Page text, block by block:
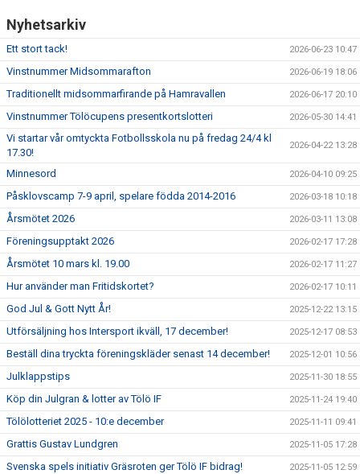
TÖLÖ IF MERCHANDISE SHOP
Nyhetsarkiv
Ett stort tack! 2026-06-23 10:47
Vinstnummer Midsommarafton 2026-06-19 18:06
Traditionellt midsommarfirande på Hamravallen 2026-06-17 20:10
Vinstnummer Tölöcupens presentkortslotteri 2026-05-30 14:41
Vi startar vår omtyckta Fotbollsskola nu på fredag 24/4 kl
17.30!
2026-04-22 13:28
Minnesord 2026-04-10 09:25
Påsklovscamp 7-9 april, spelare födda 2014-2016 2026-03-18 10:18
Årsmötet 2026 2026-03-11 13:08
Föreningsupptakt 2026 2026-02-17 17:28
Årsmötet 10 mars kl. 19.00 2026-02-17 11:27
Hur använder man Fritidskortet? 2026-02-17 10:11
God Jul & Gott Nytt År! 2025-12-22 13:15
Utförsäljning hos Intersport ikväll, 17 december! 2025-12-17 08:53
Beställ dina tryckta föreningskläder senast 14 december! 2025-12-01 10:56
Julklappstips 2025-11-30 18:55
Köp din Julgran & lotter av Tölö IF 2025-11-24 19:40
Tölölotteriet 2025 - 10:e december 2025-11-11 09:41
Grattis Gustav Lundgren 2025-11-05 17:28
Svenska spels initiativ Gräsroten ger Tölö IF bidrag! 2025-11-05 12:59